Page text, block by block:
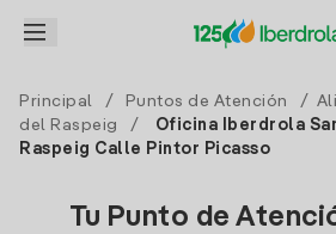
Principal / Puntos de Atención /
del Raspeig
/
Oficina Iberdrola
Raspeig Calle Pintor Picasso
Tu Punto de